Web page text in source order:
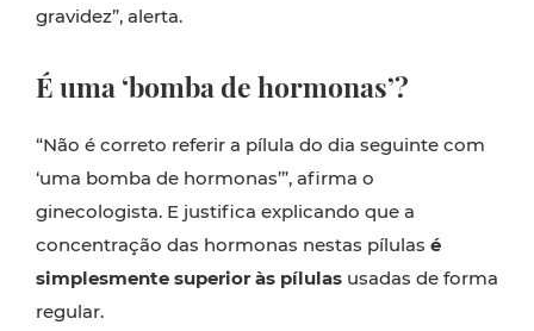
gravidez”, alerta.
É uma ‘bomba de hormonas’?
“Não é correto referir a pílula do dia seguinte com
‘uma bomba de hormonas’”, afirma o
ginecologista. E justifica explicando que a
concentração das hormonas nestas pílulas é
simplesmente superior às pílulas usadas de forma
regular.